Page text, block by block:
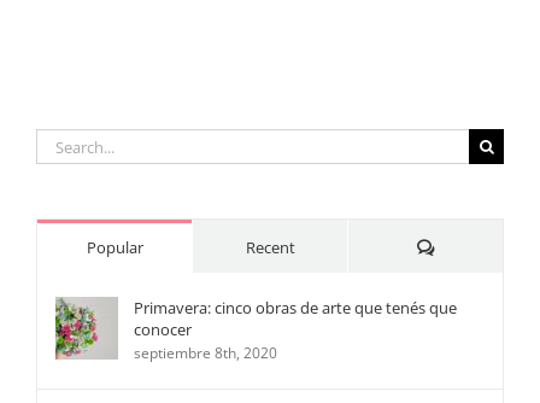
Search
for:
Popular Recent Comments
Primavera: cinco obras de arte que tenés que
conocer
septiembre 8th, 2020